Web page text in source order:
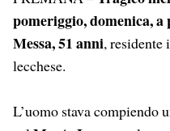
pomeriggio, domenica,
Messa, 51 anni, residente
lecchese.
L’uomo stava compiendo